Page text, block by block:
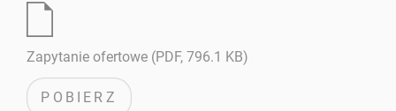
Zapytanie ofertowe (PDF, 796.1 KB)
POBIERZ